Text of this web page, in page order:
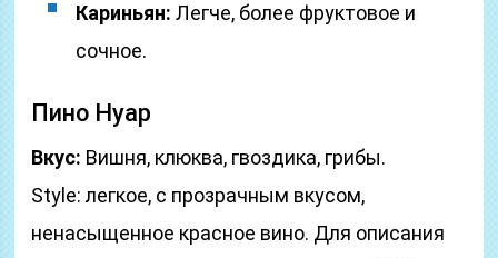
Кариньян: Легче, более фруктовое и
сочное.
Пино Нуар
Вкус: Вишня, клюква, гвоздика, грибы.
Style: легкое, с прозрачным вкусом,
ненасыщенное красное вино. Для описания